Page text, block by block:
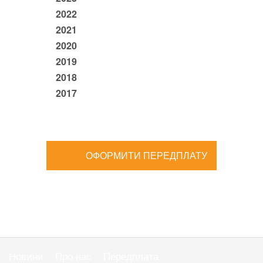
2022
2021
2020
2019
2018
2017
ОФОРМИТИ ПЕРЕДПЛАТУ